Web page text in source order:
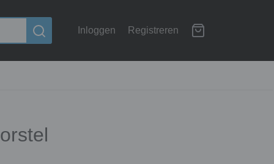
Inloggen Registreren